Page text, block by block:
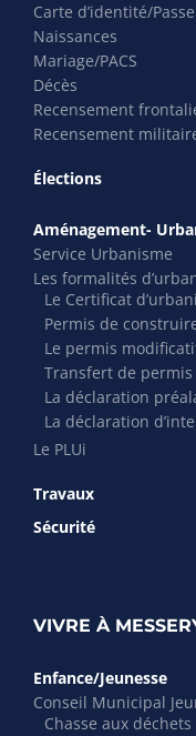
Carte d’identité/
Naissances
Mariage/PACS
Décès
Recensement
Recensement
Élections
Aménagement-
Service Urbanisme
Les formalités
Le Certificat
Permis de
Le permis
Transfert de permis
La déclaration
La déclaration
Le PLUi
Travaux
Sécurité
VIVRE À
Enfance/Jeunesse
Conseil Municipal
Chasse aux déchets